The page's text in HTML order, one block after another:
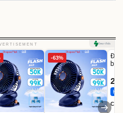
-63%
Đai
bé
Hot